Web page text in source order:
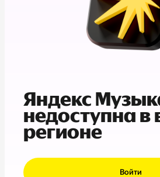
Яндекс
недоступна
регионе
Войти